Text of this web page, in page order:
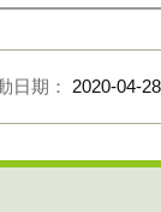
日期： 2020-04-28